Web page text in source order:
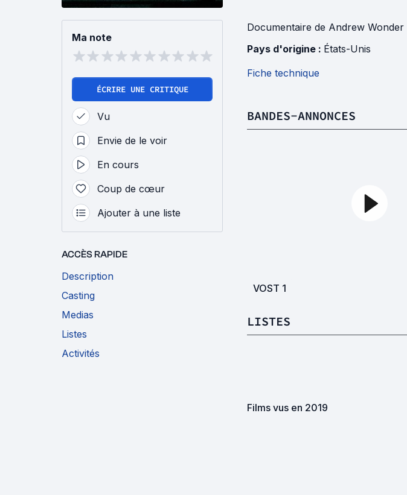
Ma note
ÉCRIRE UNE CRITIQUE
Vu
Envie de le voir
En cours
Coup de cœur
Ajouter à une liste
ACCÈS RAPIDE
Description
Casting
Medias
Listes
Activités
Documentaire de Andrew Wonder
Pays d'origine : États-Unis
Fiche technique
BANDES-ANNONCES
VOST 1
LISTES
Films vus en 2019